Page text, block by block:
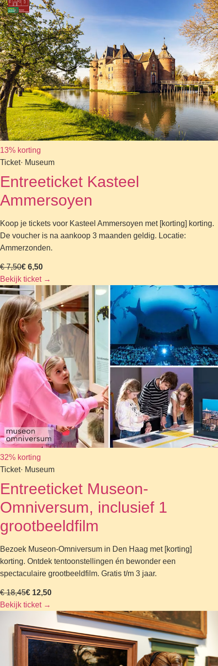
13% korting
Ticket· Museum
Entreeticket Kasteel
Ammersoyen
Koop je tickets voor Kasteel Ammersoyen met [korting] korting.
De voucher is na aankoop 3 maanden geldig. Locatie:
Ammerzonden.
€ 7,50€ 6,50
Bekijk ticket →
32% korting
Ticket· Museum
Entreeticket Museon-
Omniversum, inclusief 1
grootbeeldfilm
Bezoek Museon-Omniversum in Den Haag met [korting]
korting. Ontdek tentoonstellingen én bewonder een
spectaculaire grootbeeldfilm. Gratis t/m 3 jaar.
€ 18,45€ 12,50
Bekijk ticket →